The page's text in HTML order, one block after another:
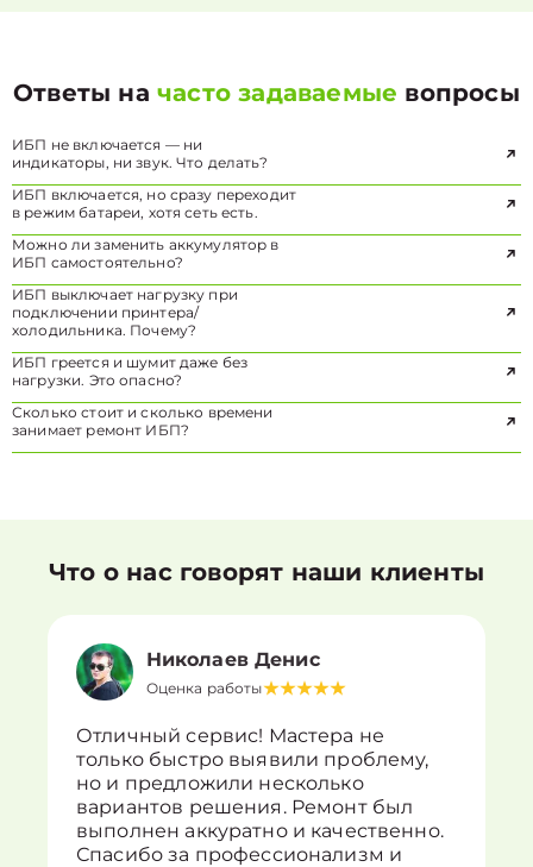
Ответы начасто задаваемые вопросы
ИБП не включается — ни
индикаторы, ни звук. Что делать?
ИБП включается, но сразу переходит
в режим батареи, хотя сеть есть.
Можно ли заменить аккумулятор в
ИБП самостоятельно?
ИБП выключает нагрузку при
подключении принтера/
холодильника. Почему?
ИБП греется и шумит даже без
нагрузки. Это опасно?
Сколько стоит и сколько времени
занимает ремонт ИБП?
Что о нас говорят наши клиенты
Николаев Денис
Оценка работы
Отличный сервис! Мастера не
только быстро выявили проблему,
но и предложили несколько
вариантов решения. Ремонт был
выполнен аккуратно и качественно.
Спасибо за профессионализм и